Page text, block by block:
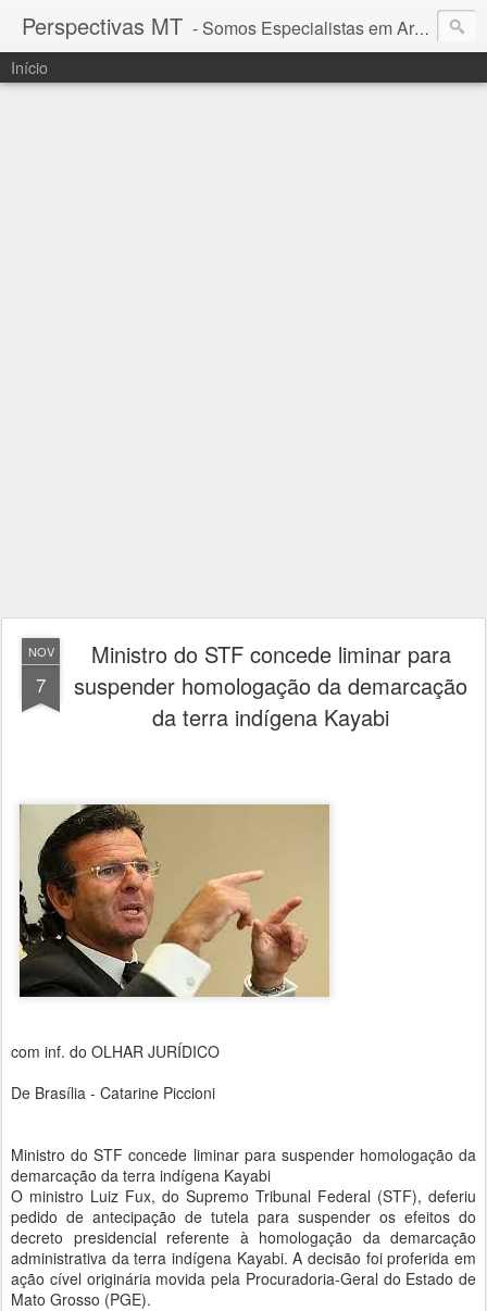
Perspectivas MT - Somos Especialistas em Araguaia - Mato Grosso
Início
NOV
7
Ministro do STF concede liminar para
suspender homologação da demarcação
da terra indígena Kayabi
com inf. do OLHAR JURÍDICO
De Brasília - Catarine Piccioni
Ministro do STF concede liminar para suspender homologação da
demarcação da terra indígena Kayabi
O ministro Luiz Fux, do Supremo Tribunal Federal (STF), deferiu
pedido de antecipação de tutela para suspender os efeitos do
decreto presidencial referente à homologação da demarcação
administrativa da terra indígena Kayabi. A decisão foi proferida em
ação cível originária movida pela Procuradoria-Geral do Estado de
Mato Grosso (PGE).